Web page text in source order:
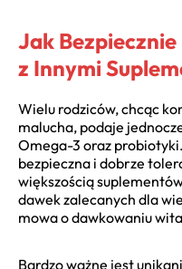
Jak
z Innymi
Wielu rodziców, chcąc
malucha, podaje
Omega-3 oraz
bezpieczna i dobrze
większością
dawek zalecanych dla
mowa o dawkowaniu
Bardzo ważne jest